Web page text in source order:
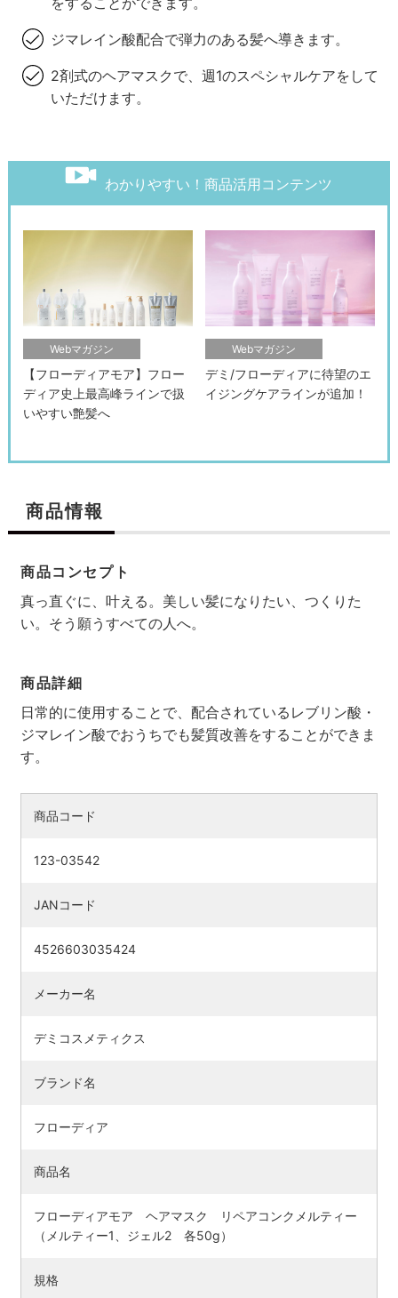
ジマレイン酸配合で弾力のある髪へ導きます。
2剤式のヘアマスクで、週1のスペシャルケアをして
いただけます。
わかりやすい！商品活用コンテンツ
Webマガジン
【フローディアモア】フロー
ディア史上最高峰ラインで扱
いやすい艶髪へ
Webマガジン
デミ/フローディアに待望のエ
イジングケアラインが追加！
商品情報
商品コンセプト
真っ直ぐに、叶える。美しい髪になりたい、つくりた
い。そう願うすべての人へ。
商品詳細
日常的に使用することで、配合されているレブリン酸・
ジマレイン酸でおうちでも髪質改善をすることができま
す。
商品コード
123-03542
JANコード
4526603035424
メーカー名
デミコスメティクス
ブランド名
フローディア
商品名
フローディアモア ヘアマスク リペアコンクメルティー
（メルティー1、ジェル2 各50g）
規格